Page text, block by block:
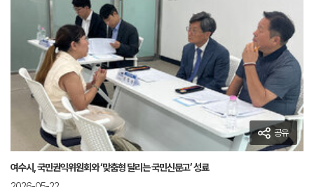
공유
여수시, 국민권익위원회와 ‘맞춤형 달리는 국민신문고’ 성료